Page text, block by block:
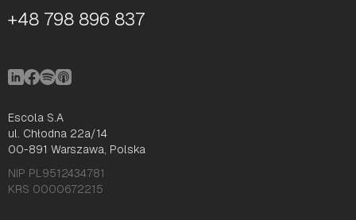
+48 798 896 837
Escola S.A
ul. Chłodna 22a/14
00-891 Warszawa, Polska
NIP PL9512434781
KRS 0000672215